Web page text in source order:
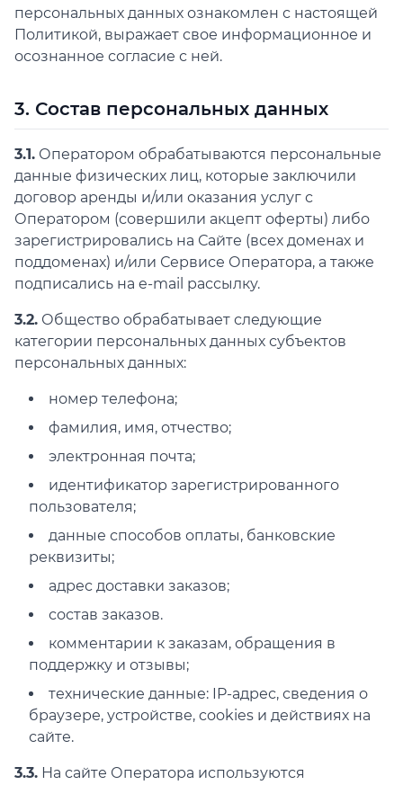
персональных данных ознакомлен с настоящей
Политикой, выражает свое информационное и
осознанное согласие с ней.
3. Состав персональных данных
3.1. Оператором обрабатываются персональные
данные физических лиц, которые заключили
договор аренды и/или оказания услуг с
Оператором (совершили акцепт оферты) либо
зарегистрировались на Сайте (всех доменах и
поддоменах) и/или Сервисе Оператора, а также
подписались на e-mail рассылку.
3.2. Общество обрабатывает следующие
категории персональных данных субъектов
персональных данных:
номер телефона;
фамилия, имя, отчество;
электронная почта;
идентификатор зарегистрированного
пользователя;
данные способов оплаты, банковские
реквизиты;
адрес доставки заказов;
состав заказов.
комментарии к заказам, обращения в
поддержку и отзывы;
технические данные: IP-адрес, сведения о
браузере, устройстве, cookies и действиях на
сайте.
3.3. На сайте Оператора используются